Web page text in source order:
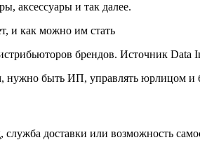
аксессуары и так далее.
брендов. Источник Data
нужно быть ИП, управлять юрлицом и
доставки или возможность